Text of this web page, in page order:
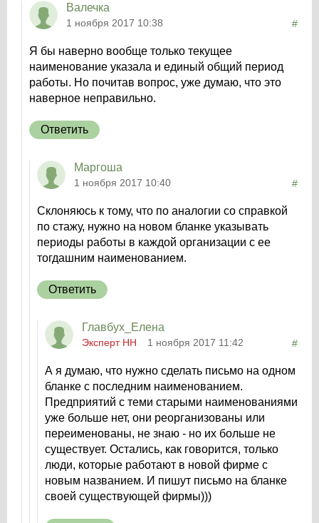
Валечка
1 ноября 2017 10:38 #
Я бы наверно вообще только текущее
наименование указала и единый общий период
работы. Но почитав вопрос, уже думаю, что это
наверное неправильно.
Ответить
Маргоша
1 ноября 2017 10:40 #
Склоняюсь к тому, что по аналогии со справкой
по стажу, нужно на новом бланке указывать
периоды работы в каждой организации с ее
тогдашним наименованием.
Ответить
Главбух_Елена
Эксперт НН 1 ноября 2017 11:42 #
А я думаю, что нужно сделать письмо на одном
бланке с последним наименованием.
Предприятий с теми старыми наименованиями
уже больше нет, они реорганизованы или
переименованы, не знаю - но их больше не
существует. Остались, как говорится, только
люди, которые работают в новой фирме с
новым названием. И пишут письмо на бланке
своей существующей фирмы)))